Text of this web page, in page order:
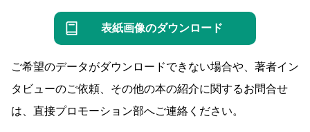
表紙画像のダウンロード
ご希望のデータがダウンロードできない場合や、著者イン
タビューのご依頼、その他の本の紹介に関するお問合せ
は、直接プロモーション部へご連絡ください。